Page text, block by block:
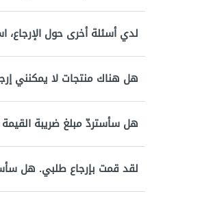
لدي أسئلة أخرى حول الإرجاع،
هل هناك منتجات لا يمكنني
هل سأستردّ مبلغ ضريبة
لقد قمت بإرجاع طلبي. هل